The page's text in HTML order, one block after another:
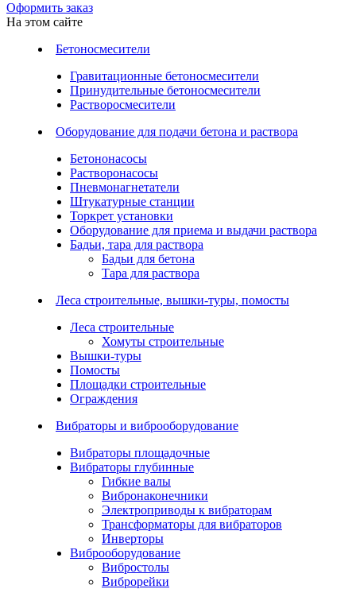
Оформить заказ
На этом сайте
Бетоносмесители
Гравитационные бетоносмесители
Принудительные бетоносмесители
Растворосмесители
Оборудование для подачи бетона и раствора
Бетононасосы
Растворонасосы
Пневмонагнетатели
Штукатурные станции
Торкрет установки
Оборудование для приема и выдачи раствора
Бадьи, тара для раствора
Бадьи для бетона
Тара для раствора
Леса строительные, вышки-туры, помосты
Леса строительные
Хомуты строительные
Вышки-туры
Помосты
Площадки строительные
Ограждения
Вибраторы и виброоборудование
Вибраторы площадочные
Вибраторы глубинные
Гибкие валы
Вибронаконечники
Электроприводы к вибраторам
Трансформаторы для вибраторов
Инверторы
Виброоборудование
Вибростолы
Виброрейки